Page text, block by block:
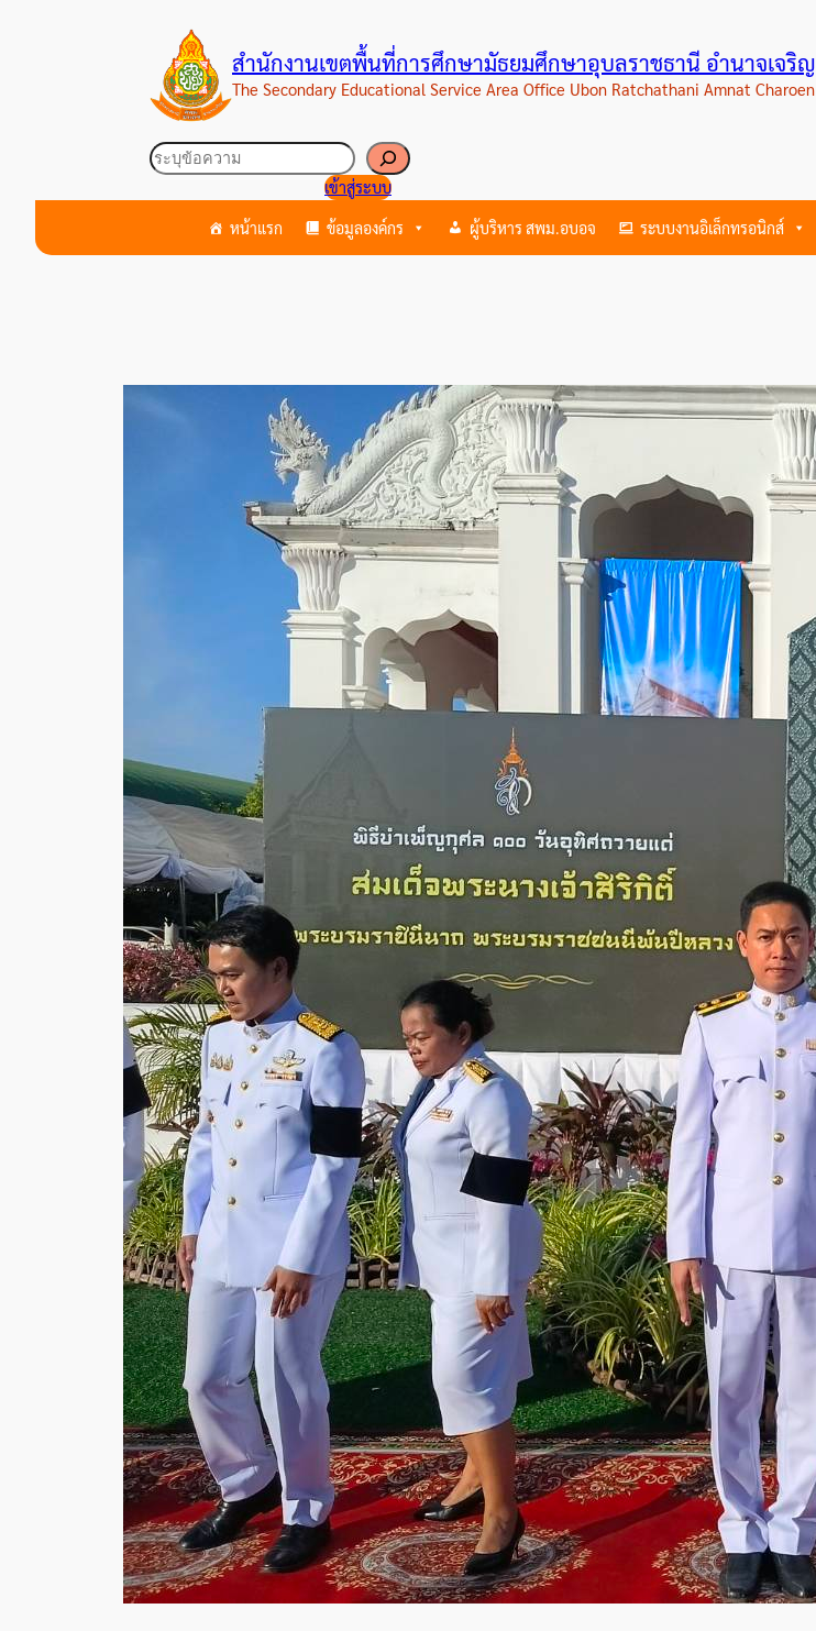
สำนักงานเขตพื้นที่การศึกษามัธยมศึกษาอุบลราชธานี อำนาจเจริญ
The Secondary Educational Service Area Office Ubon Ratchathani Amnat Charoen
ค้นหา
เข้าสู่ระบบ
หน้าแรก ข้อมูลองค์กร ผู้บริหาร สพม.อบอจ ระบบงานอิเล็กทรอนิกส์